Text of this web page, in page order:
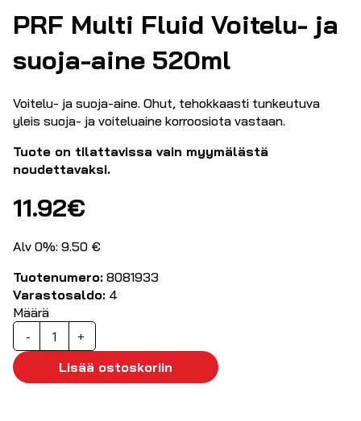
PRF Multi Fluid Voitelu- ja
suoja-aine 520ml
Voitelu- ja suoja-aine. Ohut, tehokkaasti tunkeutuva
yleis suoja- ja voiteluaine korroosiota vastaan.
Tuote on tilattavissa vain myymälästä
noudettavaksi.
11.92€
Alv 0%: 9.50 €
Tuotenumero: 8081933
Varastosaldo: 4
Määrä
-
PRF
Multi
Fluid
Voitelu-
+
Lisää ostoskoriin